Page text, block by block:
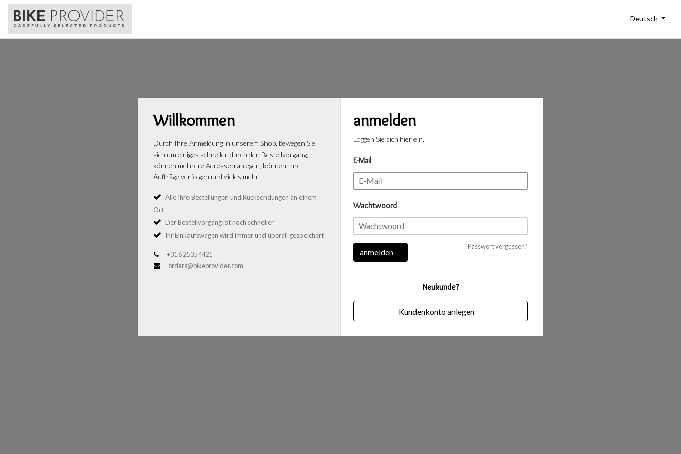
Deutsch
Willkommen
Durch Ihre Anmeldung in unserem Shop, bewegen Sie
sich um einiges schneller durch den Bestellvorgang,
können mehrere Adressen anlegen, können Ihre
Aufträge verfolgen und vieles mehr.
Alle Ihre Bestellungen und Rücksendungen an einem
Ort
Der Bestellvorgang ist noch schneller
Ihr Einkaufswagen wird immer und überall gespeichert
+31 6 2535 4421
orders@bikeprovider.com
anmelden
Loggen Sie sich hier ein.
E-Mail
Wachtwoord
Passwort vergessen?
anmelden
Neukunde?
Kundenkonto anlegen